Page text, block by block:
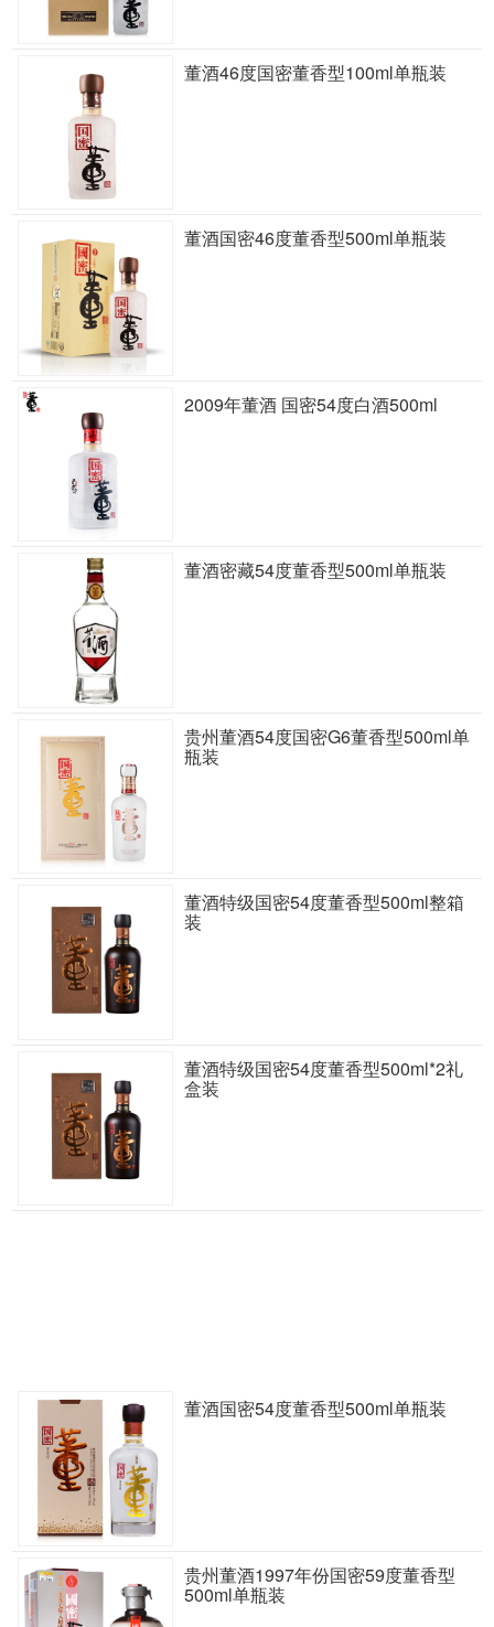
董酒46度国密董香型100ml单瓶装
董酒国密46度董香型500ml单瓶装
2009年董酒 国密54度白酒500ml
董酒密藏54度董香型500ml单瓶装
贵州董酒54度国密G6董香型500ml单
瓶装
董酒特级国密54度董香型500ml整箱
装
董酒特级国密54度董香型500ml*2礼
盒装
董酒国密54度董香型500ml单瓶装
贵州董酒1997年份国密59度董香型
500ml单瓶装